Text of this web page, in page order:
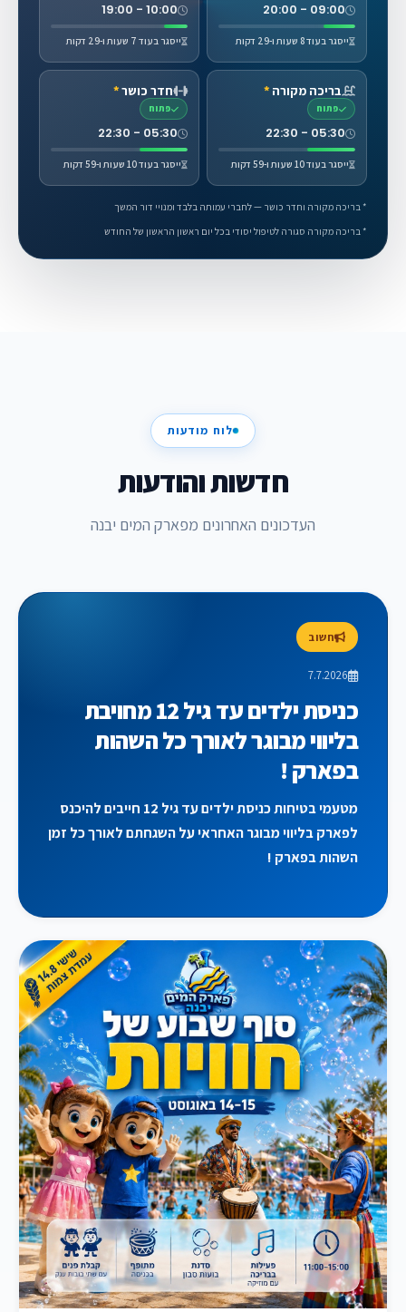
09:00 - 20:00
ייסגר בעוד 8 שעות ו-29 דקות
10:00 - 19:00
ייסגר בעוד 7 שעות ו-29 דקות
בריכה מקורה *
פתוח
05:30 - 22:30
ייסגר בעוד 10 שעות ו-59 דקות
חדר כושר*
פתוח
05:30 - 22:30
ייסגר בעוד 10 שעות ו-59 דקות
* בריכה מקורה וחדר כושר — לחברי עמותה בלבד ומנויי דור המשך
* בריכה מקורה סגורה לטיפול יסודי בכל יום ראשון הראשון של החודש
לוח מודעות
חדשות והודעות
העדכונים האחרונים מפארק המים יבנה
חשוב
7.7.2026
כניסת ילדים עד גיל 12 מחויבת
בליווי מבוגר לאורך כל השהות
בפארק !
מטעמי בטיחות כניסת ילדים עד גיל 12 חייבים להיכנס
לפארק בליווי מבוגר האחראי על השגחתם לאורך כל זמן
השהות בפארק !